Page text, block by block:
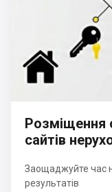
Розміщення
сайтів
Заощаджуйте час
результатів